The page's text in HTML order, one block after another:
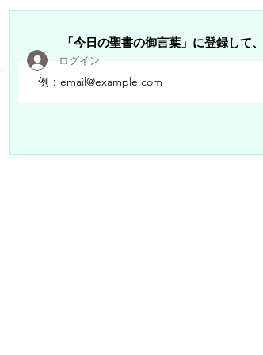
Members
「今日の聖書の御言葉」に登録して
ログイン